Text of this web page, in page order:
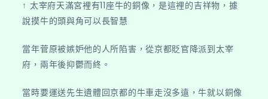
↑ 太宰府天滿宮裡有11座牛的銅像，是這裡的吉祥物，據
說摸牛的頭與角可以長智慧
當年菅原被嫉妒他的人所陷害，從京都貶官降派到太宰
府，兩年後抑鬱而終。
當時要運送先生遺體回京都的牛車走沒多遠，牛就以銅像